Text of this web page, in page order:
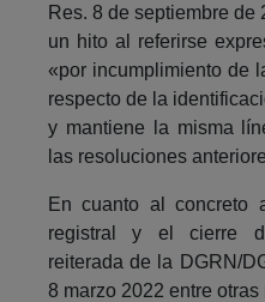
Res. 8 de septiembre
un hito al referirse
«por incumplimiento de
respecto de la
y mantiene la misma
las resoluciones
En cuanto al concreto
registral y el cierre
reiterada de la DGRN/
8 marzo 2022 entre